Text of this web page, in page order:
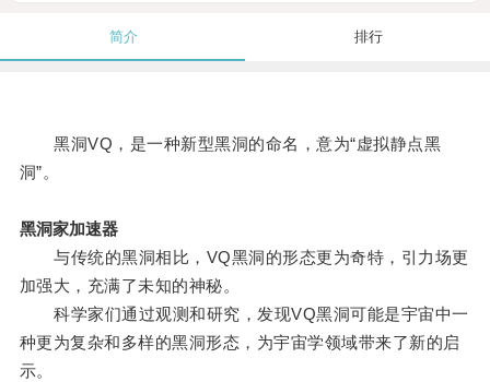
简介 排行
黑洞VQ，是一种新型黑洞的命名，意为“虚拟静点黑
洞”。
黑洞家加速器
与传统的黑洞相比，VQ黑洞的形态更为奇特，引力场更
加强大，充满了未知的神秘。
科学家们通过观测和研究，发现VQ黑洞可能是宇宙中一
种更为复杂和多样的黑洞形态，为宇宙学领域带来了新的启
示。